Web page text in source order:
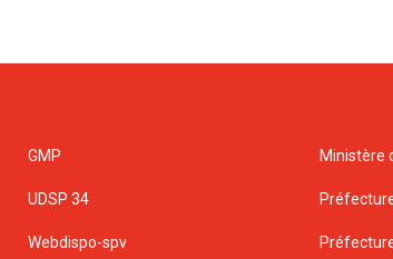
GMP
UDSP 34
Webdispo-spv
Ministère